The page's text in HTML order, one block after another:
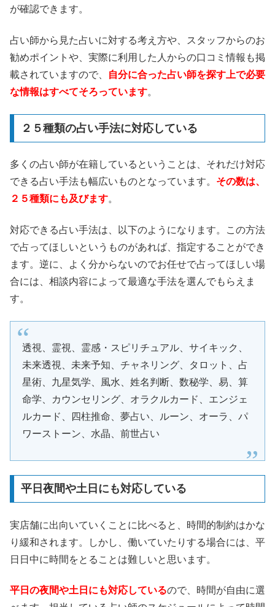
が確認できます。
占い師から見た占いに対する考え方や、スタッフからのお
勧めポイントや、実際に利用した人からの口コミ情報も掲
載されていますので、
自分に合った占い師を探す上で必要
な情報はすべてそろっています。
２５種類の占い手法に対応している
多くの占い師が在籍しているということは、それだけ対応
できる占い手法も幅広いものとなっています。 その数は、
２５種類にも及びます。
対応できる占い手法は、以下のようになります。この方法
で占ってほしいというものがあれば、指定することができ
ます。逆に、よく分からないのでお任せで占ってほしい場
合には、相談内容によって最適な手法を選んでもらえま
す。
透視、霊視、霊感・スピリチュアル、サイキック、
未来透視、未来予知、チャネリング、タロット、占
星術、九星気学、風水、姓名判断、数秘学、易、算
命学、カウンセリング、オラクルカード、エンジェ
ルカード、四柱推命、夢占い、ルーン、オーラ、パ
ワーストーン、水晶、前世占い
平日夜間や土日にも対応している
実店舗に出向いていくことに比べると、時間的制約はかな
り緩和されます。しかし、働いていたりする場合には、平
日日中に時間をとることは難しいと思います。
平日の夜間や土日にも対応しているので、時間が自由に選